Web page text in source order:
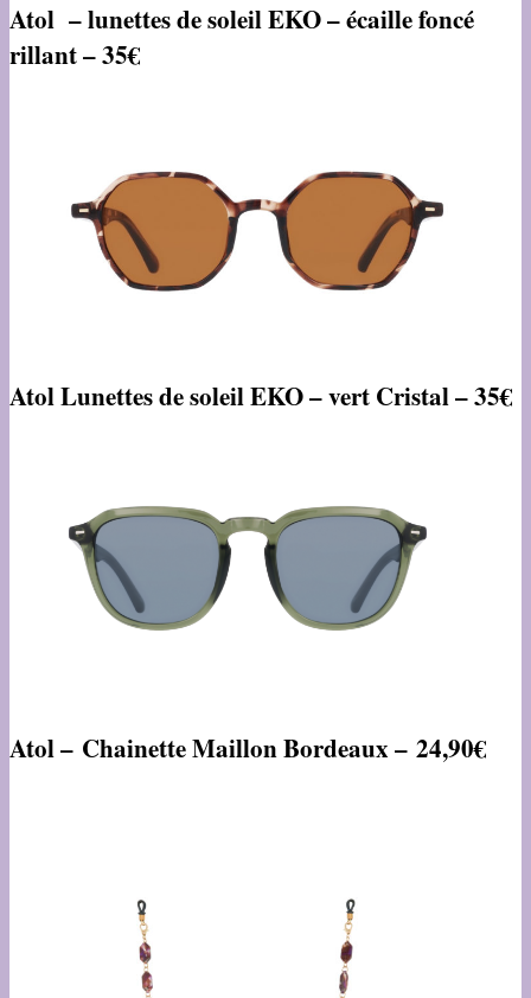
Atol – lunettes de soleil EKO – écaille foncé
rillant – 35€
Atol Lunettes de soleil EKO – vert Cristal – 35€
Atol – Chainette Maillon Bordeaux – 24,90€